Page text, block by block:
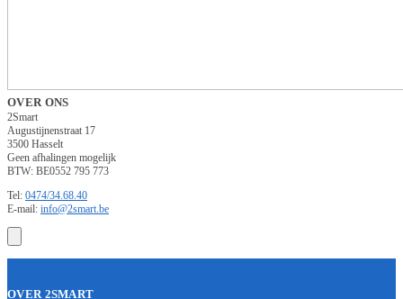
OVER ONS
2Smart
Augustijnenstraat 17
3500 Hasselt
Geen afhalingen mogelijk
BTW: BE0552 795 773
Tel: 0474/34.68.40
E-mail: info@2smart.be
OVER 2SMART